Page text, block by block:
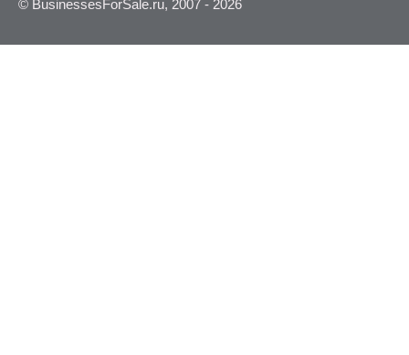
© BusinessesForSale.ru, 2007 - 2026